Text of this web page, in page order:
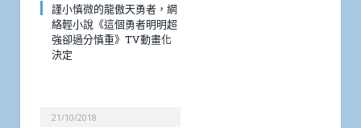
謹小慎微的龍傲天勇者，網
絡輕小說《這個勇者明明超
強卻過分慎重》TV動畫化
決定
21/10/2018